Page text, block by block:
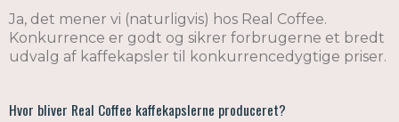
Ja, det mener vi (naturligvis) hos Real Coffee.
Konkurrence er godt og sikrer forbrugerne et bredt
udvalg af kaffekapsler til konkurrencedygtige priser.
Hvor bliver Real Coffee kaffekapslerne produceret?